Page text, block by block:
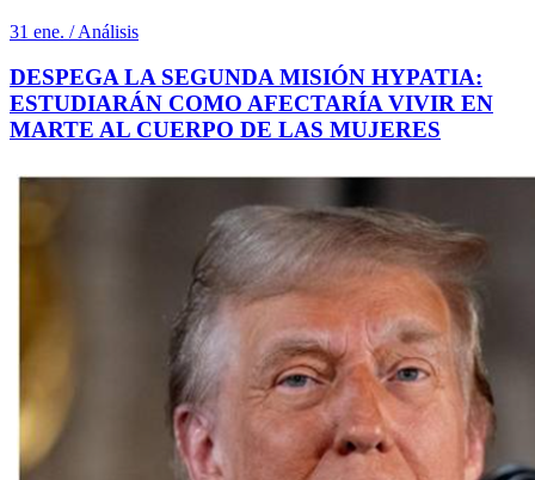
31 ene. / Análisis
DESPEGA LA SEGUNDA MISIÓN HYPATIA:
ESTUDIARÁN COMO AFECTARÍA VIVIR EN
MARTE AL CUERPO DE LAS MUJERES